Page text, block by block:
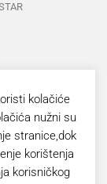
kolačiće
nužni su
stranice,dok
korištenja
korisničkog